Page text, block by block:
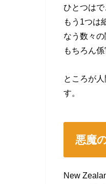
ひとつはで
もう1つは
なう数々
もちろん
ところが
す。
悪魔
New